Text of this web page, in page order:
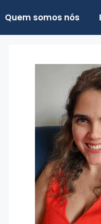
Quem somos nós